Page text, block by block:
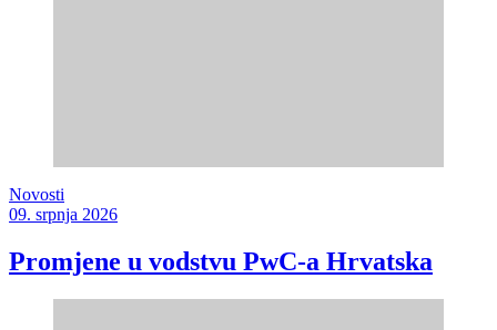
Novosti
09. srpnja 2026
Promjene u vodstvu PwC-a Hrvatska